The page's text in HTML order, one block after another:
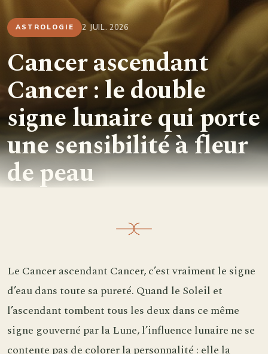
ASTROLOGIE 2 JUIL. 2026
Cancer ascendant
Cancer : le double
signe lunaire qui porte
une sensibilité à fleur
de peau
Le Cancer ascendant Cancer, c’est vraiment le signe
d’eau dans toute sa pureté. Quand le Soleil et
l’ascendant tombent tous les deux dans ce même
signe gouverné par la Lune, l’influence lunaire ne se
contente pas de colorer la personnalité : elle la